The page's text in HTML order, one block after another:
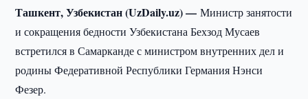
Ташкент, Узбекистан (UzDaily.uz) —Министр занятости
и сокращения бедности Узбекистана Бехзод Мусаев
встретился в Самарканде с министром внутренних дел и
родины Федеративной Республики Германия Нэнси
Фезер.